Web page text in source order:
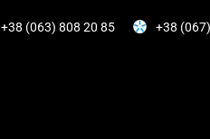
+38 (063) 808 20 85 +38